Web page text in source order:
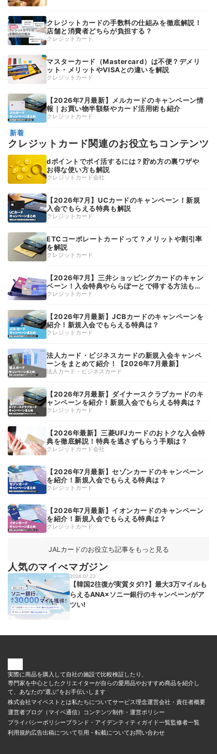
クレジットカードの手数料の仕組みを徹底解説！
店舗と消費者どちらが負担する？
クレジットカード
マスターカード（Mastercard）は不便？デメリ
ット・メリットやVISAとの違いを解説
クレジットカード
【2026年7月最新】メルカードのキャンペーン情
報｜お買い物半額祭やカード活用術も紹介
クレジットカード
新着
クレジットカード関連のお役立ちコンテンツ
dポイントでポイ活するには？貯め方の裏ワザや
お得な使い方も解説
クレジットカード会社
【2026年7月】UCカードのキャンペーン！新規
入会でもらえる特典も解説
クレジットカード
ETCコーポレートカードって？メリットや割引率
を解説
クレジットカード
【2026年7月】三井ショッピングカードのキャン
ペーン！入会特典やららぽーとで得する方法も解
説
クレジットカード
【2026年7月最新】JCBカードのキャンペーンを
紹介！新規入会でもらえる特典は？
クレジットカード
法人カード・ビジネスカードの新規入会キャンペ
ーンをまとめて紹介！【2026年7月最新】
法人カード・ビジネスカード
【2026年7月最新】ダイナースクラブカードのキ
ャンペーンを紹介！新規入会でもらえる特典は？
クレジットカード
【2026年最新】三菱UFJカードのおトクな入会特
典を徹底解説！特典を逃さずもらう手順は？
クレジットカード会社
【2026年7月最新】セゾンカードのキャンペーン
を紹介！新規入会でもらえる特典は？
クレジットカード
【2026年7月最新】イオンカードのキャンペーン
を紹介！新規入会でもらえる特典は？
クレジットカード
JALカードのお役立ち記事をもっと見る
人気のマイべマガジン
2026.07.23
【韓国2往復が実質タダ!?】最大3万マイルも
らえるANA×ソニー銀行のキャンペーンがア
ツい!
実際に商品を購入して自社の施設で比較検証したり、
専門家を中心としたクリエイターが自らの愛用品やおすすめ商品を紹介し
て、あなたの“選ぶ”をお手伝いします
株式会社マイベストとは私たちについてサービス理念運営会社・責任者概要
運営者ブログ（マイベ通信） コンテンツ制作・運営ポリシー
プライバシーポリシーブランド・アイデンティティ ガイド一覧監修者一覧
利用規約広告出稿について引用・転載についてお問い合わせ